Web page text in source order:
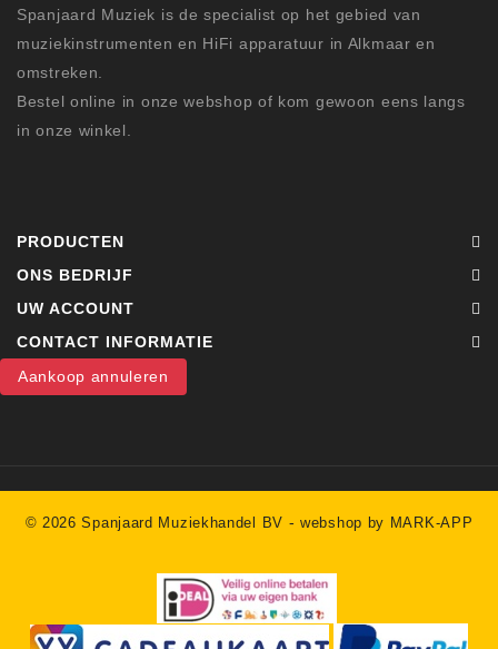
Spanjaard Muziek is de specialist op het gebied van
muziekinstrumenten en HiFi apparatuur in Alkmaar en
omstreken.
Bestel online in onze webshop of kom gewoon eens langs
in onze winkel.
PRODUCTEN
ONS BEDRIJF
UW ACCOUNT
CONTACT INFORMATIE
Aankoop annuleren
© 2026 Spanjaard Muziekhandel BV -webshop by MARK-APP